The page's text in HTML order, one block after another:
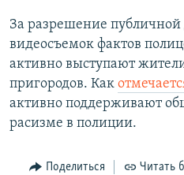
За разрешение
видеосъемок фактов
активно выступают
пригородов. Как
активно поддерживают
расизме в полиции.
Поделиться Читать